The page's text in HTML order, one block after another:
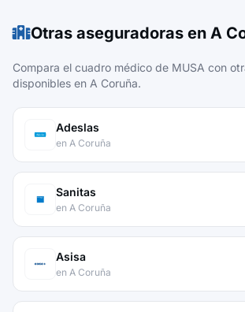
Otras aseguradoras en A
Compara el cuadro médico de MUSA con
disponibles en A Coruña.
Adeslas
en A Coruña
Sanitas
en A Coruña
Asisa
en A Coruña